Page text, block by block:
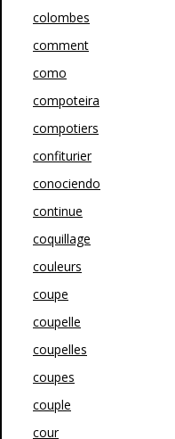
colombes
comment
como
compoteira
compotiers
confiturier
conociendo
continue
coquillage
couleurs
coupe
coupelle
coupelles
coupes
couple
cour